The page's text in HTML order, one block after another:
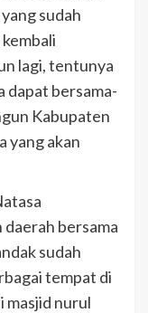
sudah
lagi, tentunya
dapat bersama-
Kabupaten
yang akan
bersama
sudah
tempat di
masjid nurul